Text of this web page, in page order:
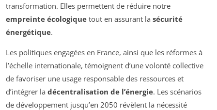
transformation. Elles permettent de réduire notre
empreinte écologique tout en assurant la sécurité
énergétique.
Les politiques engagées en France, ainsi que les réformes à
l’échelle internationale, témoignent d’une volonté collective
de favoriser une usage responsable des ressources et
d’intégrer la décentralisation de l’énergie. Les scénarios
de développement jusqu’en 2050 révèlent la nécessité